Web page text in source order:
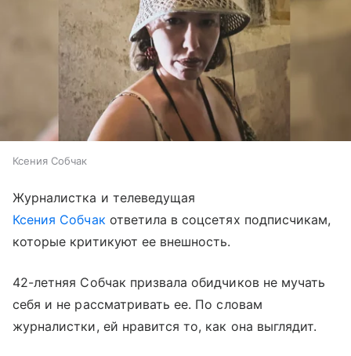
Ксения Собчак
Журналистка и телеведущая
Ксения Собчак ответила в соцсетях подписчикам,
которые критикуют ее внешность.
42-летняя Собчак призвала обидчиков не мучать
себя и не рассматривать ее. По словам
журналистки, ей нравится то, как она выглядит.